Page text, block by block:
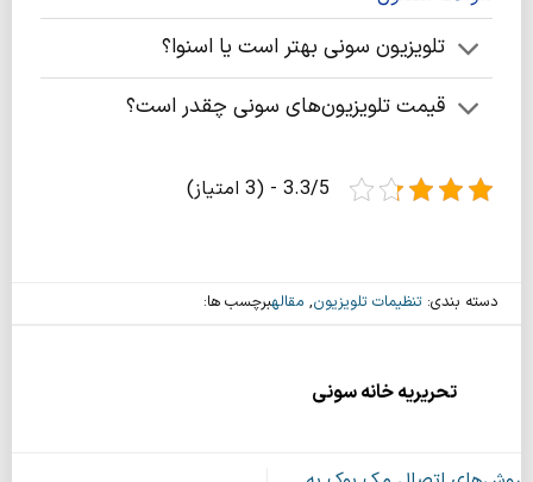
تلویزیون سونی بهتر است یا اسنوا؟
قیمت تلویزیون‌های سونی چقدر است؟
3.3/5 - (3 امتیاز)
دسته بندی:تنظیمات تلویزیون, مقالهبرچسب ها:
تحریریه خانه سونی